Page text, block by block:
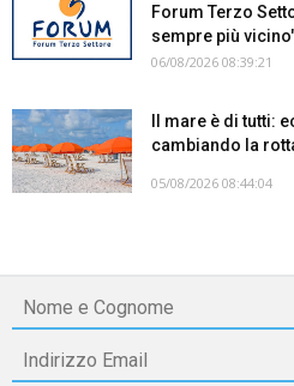
Forum Terzo
sempre più
06/08/2026 08:39:21
Il mare è di tutti:
cambiando la
05/08/2026 08:44:04